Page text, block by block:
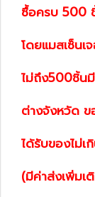
ซื้อครบ 500
โดยแมสเซ็นเ
ไม่ถึง500ชิ้น
ต่างจังหวัด
ได้รับของไม่เ
(มีค่าส่งเพิ่มเ